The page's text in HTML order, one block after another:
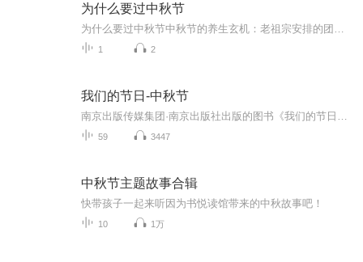
为什么要过中秋节
1 2
我们的节日-中秋节
59 3447
中秋节主题故事合辑
快带孩子一起来听因为书悦读馆带来的中秋故事吧！
10 1万